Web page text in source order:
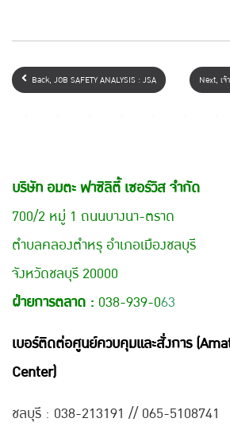
Back, JOB SAFETY ANALYSIS : JSA Next, เ
บริษัท อมตะ ฟาซิลิตี้ เซอร์วิส จำกัด
700/2 หมู่ 1 ถนนบางนา-ตราด
ตำบลคลองตำหรุ อำเภอเมืองชลบุรี
จังหวัดชลบุรี 20000
ฝ่ายการตลาด : 038-939-063
เบอร์ติดต่อศูนย์ควบคุมและสั่งการ
Center)
ชลบุรี : 038-213191 // 065-